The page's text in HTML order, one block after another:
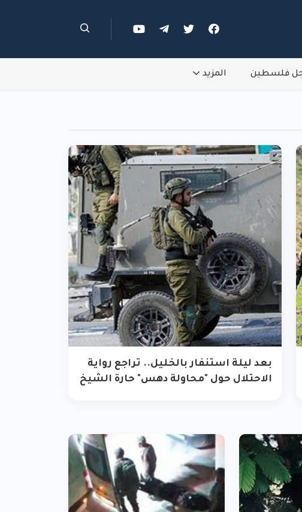
فلسطين المزيد
بعد ليلة استنفار بالخليل.. تراجع رواية
الاحتلال حول "محاولة دهس" حارة الشيخ